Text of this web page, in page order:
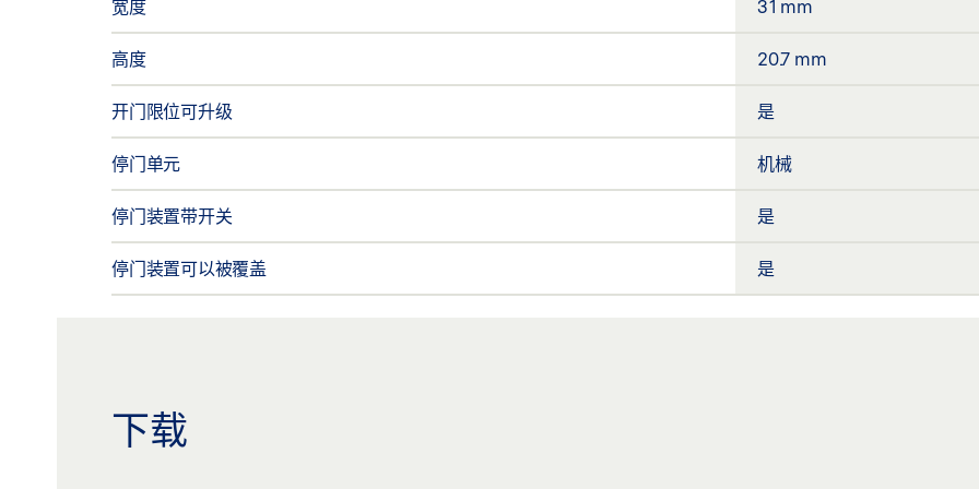
宽度 31 mm
高度 20.7 mm
开门限位可升级 是
停门单元 机械
停门装置带开关 是
停门装置可以被覆盖 是
下载